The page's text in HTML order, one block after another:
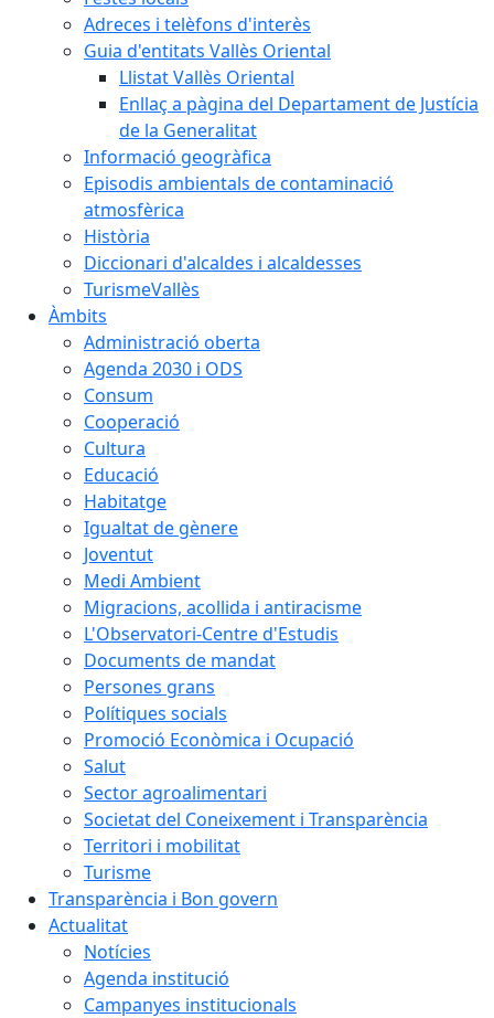
Adreces i telèfons d'interès
Guia d'entitats Vallès Oriental
Llistat Vallès Oriental
Enllaç a pàgina del Departament de Justícia
de la Generalitat
Informació geogràfica
Episodis ambientals de contaminació
atmosfèrica
Història
Diccionari d'alcaldes i alcaldesses
TurismeVallès
Àmbits
Administració oberta
Agenda 2030 i ODS
Consum
Cooperació
Cultura
Educació
Habitatge
Igualtat de gènere
Joventut
Medi Ambient
Migracions, acollida i antiracisme
L'Observatori-Centre d'Estudis
Documents de mandat
Persones grans
Polítiques socials
Promoció Econòmica i Ocupació
Salut
Sector agroalimentari
Societat del Coneixement i Transparència
Territori i mobilitat
Turisme
Transparència i Bon govern
Actualitat
Notícies
Agenda institució
Campanyes institucionals